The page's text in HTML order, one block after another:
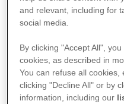
publicados a lo
científicas
Index
El plazo para
permanecerá
2026 (inclusive)
and relevant, including for
social media.
By clicking "Accept All",
cookies, as described in
You can refuse all
clicking "Decline All" or by
information, including our